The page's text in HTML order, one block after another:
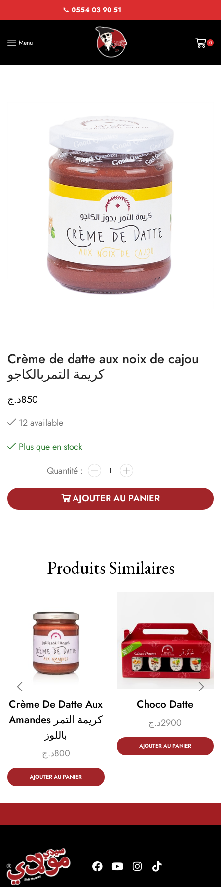
📞 0554 03 90 51
Menu 0
Crème de datte aux noix de cajou
كريمة التمربالكاجو
850د.ج
12 available
Plus que en stock
AJOUTER AU PANIER
Produits Similaires
Crème De Datte Aux
Amandes كريمة التمر
باللوز
800د.ج
AJOUTER AU PANIER
Choco Datte
2900د.ج
AJOUTER AU PANIER